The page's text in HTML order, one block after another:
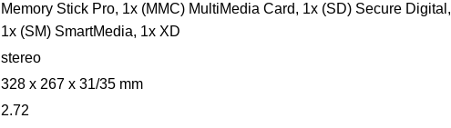
Memory Stick Pro, 1x (MMC) MultiMedia Card, 1x (SD) Secure Digital,
1x (SM) SmartMedia, 1x XD
stereo
328 x 267 x 31/35 mm
2.72